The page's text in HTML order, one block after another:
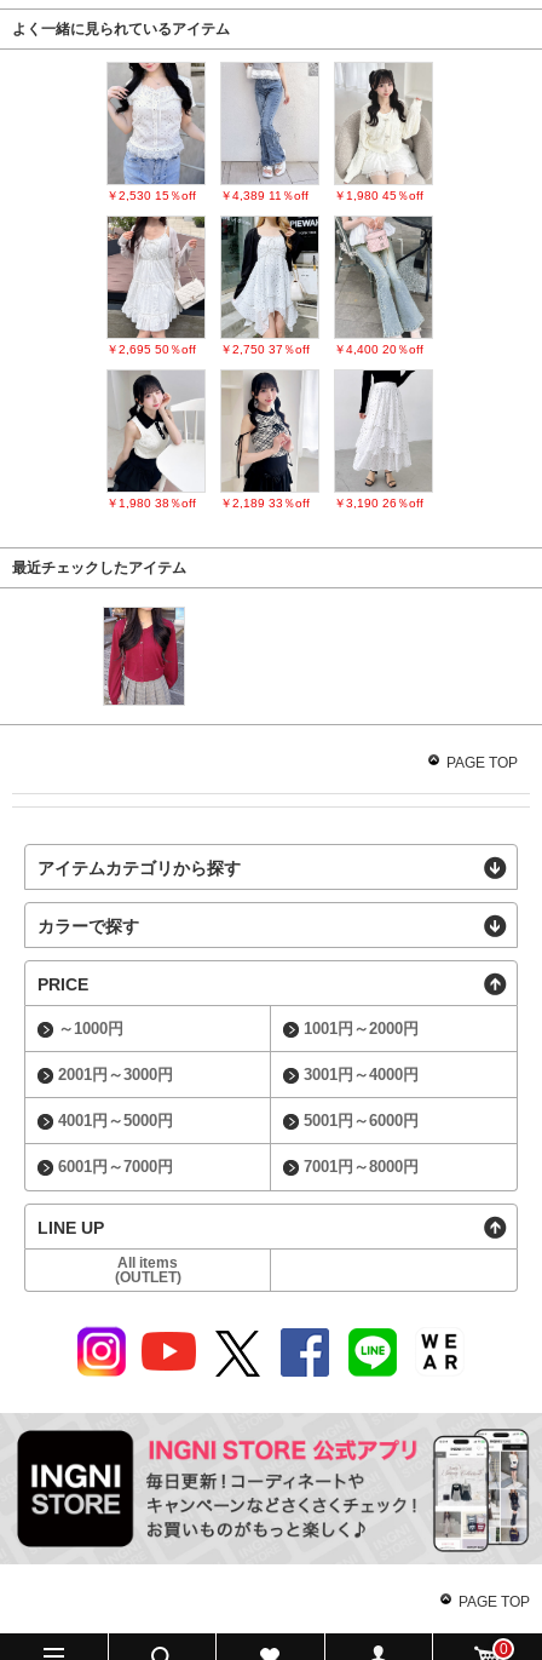
よく一緒に見られているアイテム
￥2,530 15％off ￥4,389 11％off ￥1,980 45％off
￥2,695 50％off ￥2,750 37％off ￥4,400 20％off
￥1,980 38％off ￥2,189 33％off ￥3,190 26％off
最近チェックしたアイテム
PAGE TOP
アイテムカテゴリから探す
カラーで探す
PRICE
～1000円 1001円～2000円
2001円～3000円 3001円～4000円
4001円～5000円 5001円～6000円
6001円～7000円 7001円～8000円
LINE UP
All items
(OUTLET)
PAGE TOP
0